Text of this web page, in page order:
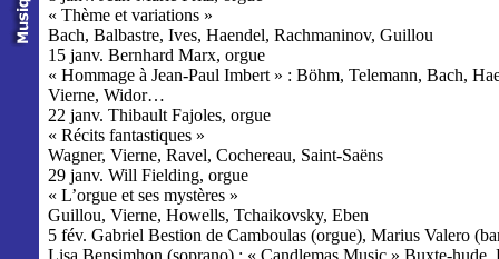
« Thème et variations »
Bach, Balbastre, Ives, Haendel, Rachmaninov, Guillou
15 janv. Bernhard Marx, orgue
« Hommage à Jean-Paul Imbert » : Böhm, Telemann, Bach,
Vierne, Widor…
22 janv. Thibault Fajoles, orgue
« Récits fantastiques »
Wagner, Vierne, Ravel, Cochereau, Saint-Saëns
29 janv. Will Fielding, orgue
« L’orgue et ses mystères »
Guillou, Vierne, Howells, Tchaikovsky, Eben
5 fév. Gabriel Bestion de Camboulas (orgue), Marius Valero
Lisa Bensimhon (soprano) : « Candlemas Music » Buxte-hude,